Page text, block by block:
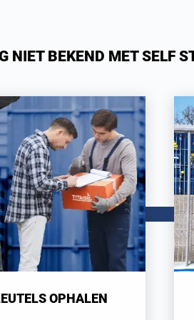
NIET BEKEND MET SELF
OPHALEN